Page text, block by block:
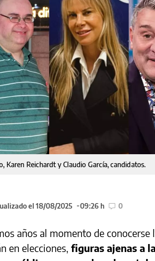
Karen Reichardt y Claudio García, candidatos.
el 18/08/2025 09:26 h 0
años al momento de conocerse
en elecciones, figuras ajenas a